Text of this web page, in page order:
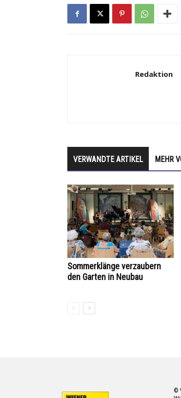
Redaktion
VERWANDTE ARTIKEL MEHR
Sommerklänge verzaubern
den Garten in Neubau
©